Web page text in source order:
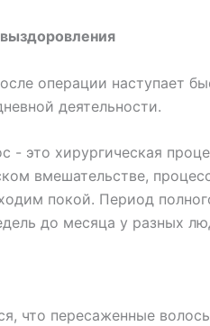
операции наступает
деятельности.
- это хирургическая
вмешательстве,
покой. Период
до месяца у разных
что пересаженные